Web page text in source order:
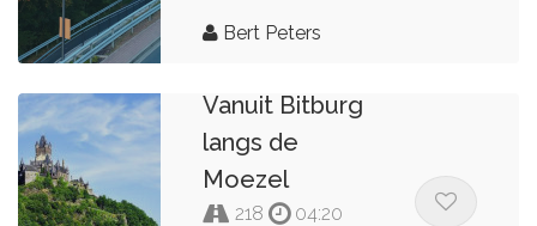
Bert Peters
Vanuit Bitburg
langs de
Moezel
218
04:20